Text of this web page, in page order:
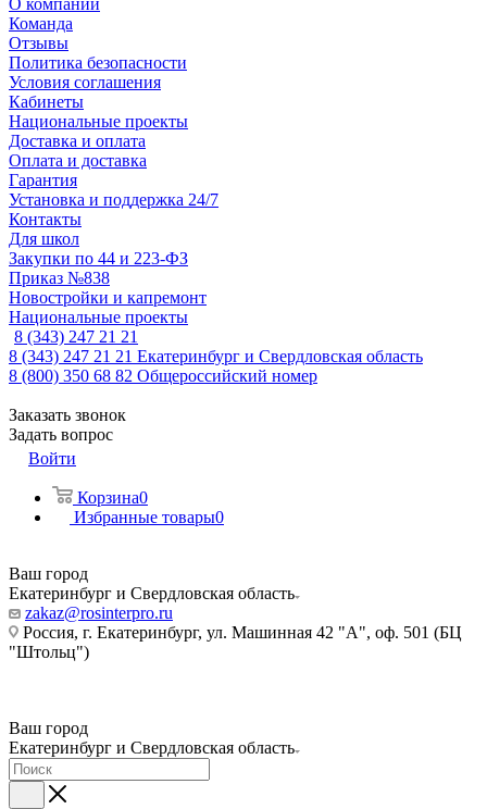
О компании
Команда
Отзывы
Политика безопасности
Условия соглашения
Кабинеты
Национальные проекты
Доставка и оплата
Оплата и доставка
Гарантия
Установка и поддержка 24/7
Контакты
Для школ
Закупки по 44 и 223-ФЗ
Приказ №838
Новостройки и капремонт
Национальные проекты
8 (343) 247 21 21
8 (343) 247 21 21 Екатеринбург и Свердловская область
8 (800) 350 68 82 Общероссийский номер
Заказать звонок
Задать вопрос
Войти
Корзина0
Избранные товары0
Ваш город
Екатеринбург и Свердловская область
zakaz@rosinterpro.ru
Россия, г. Екатеринбург, ул. Машинная 42 "А", оф. 501 (БЦ
"Штольц")
Ваш город
Екатеринбург и Свердловская область